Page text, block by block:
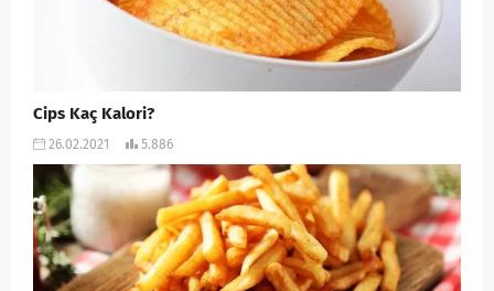
Cips Kaç Kalori?
26.02.2021 5.886